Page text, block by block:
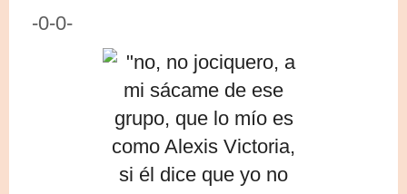
-0-0-